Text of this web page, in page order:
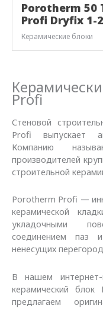
Porotherm 50
Profi Dryfix 1-2
Керамические блоки
Рrofi
Стеновой
Profi выпускает
Компанию
производителей
строительной
Porotherm Profi —
керамической
укладочными
соединением паз
ненесущих
В нашем
керамический
предлагаем